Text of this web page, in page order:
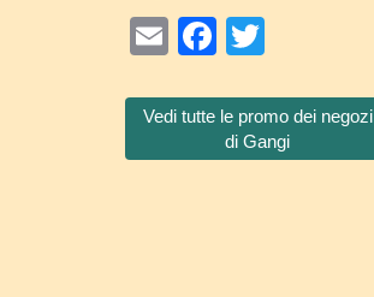
EmailFacebook
Vedi tutte le promo dei negozi
di Gangi